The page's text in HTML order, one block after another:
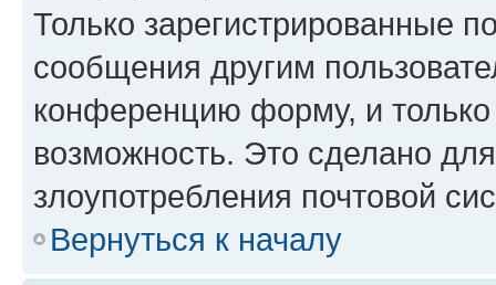
Только зарегистрированные
сообщения другим
конференцию форму, и
возможность. Это сделано
злоупотребления почтовой
Вернуться к началу